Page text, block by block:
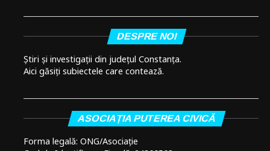
DESPRE NOI
Știri și investigații din județul Constanța.
Aici găsiți subiectele care contează.
ASOCIAȚIA PUTEREA CIVICĂ
Forma legală: ONG/Asociație